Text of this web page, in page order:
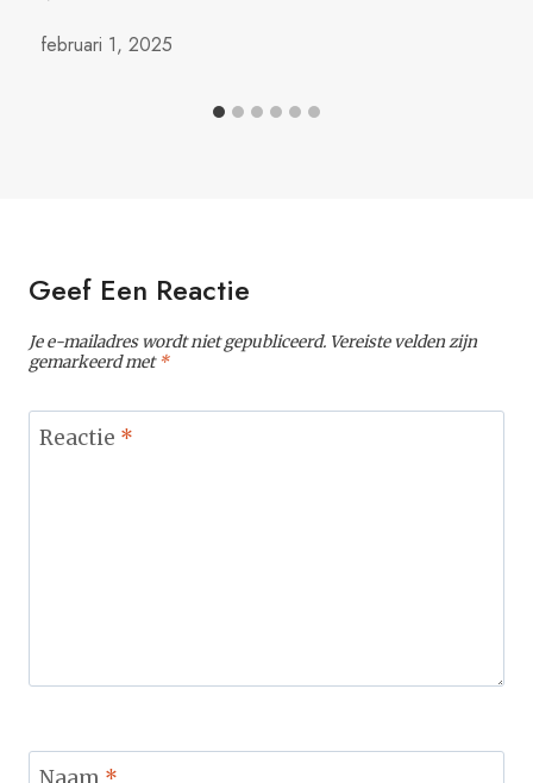
februari 1, 2025
Geef Een Reactie
Je e-mailadres wordt niet gepubliceerd. Vereiste velden zijn
gemarkeerd met*
Reactie *
Naam *